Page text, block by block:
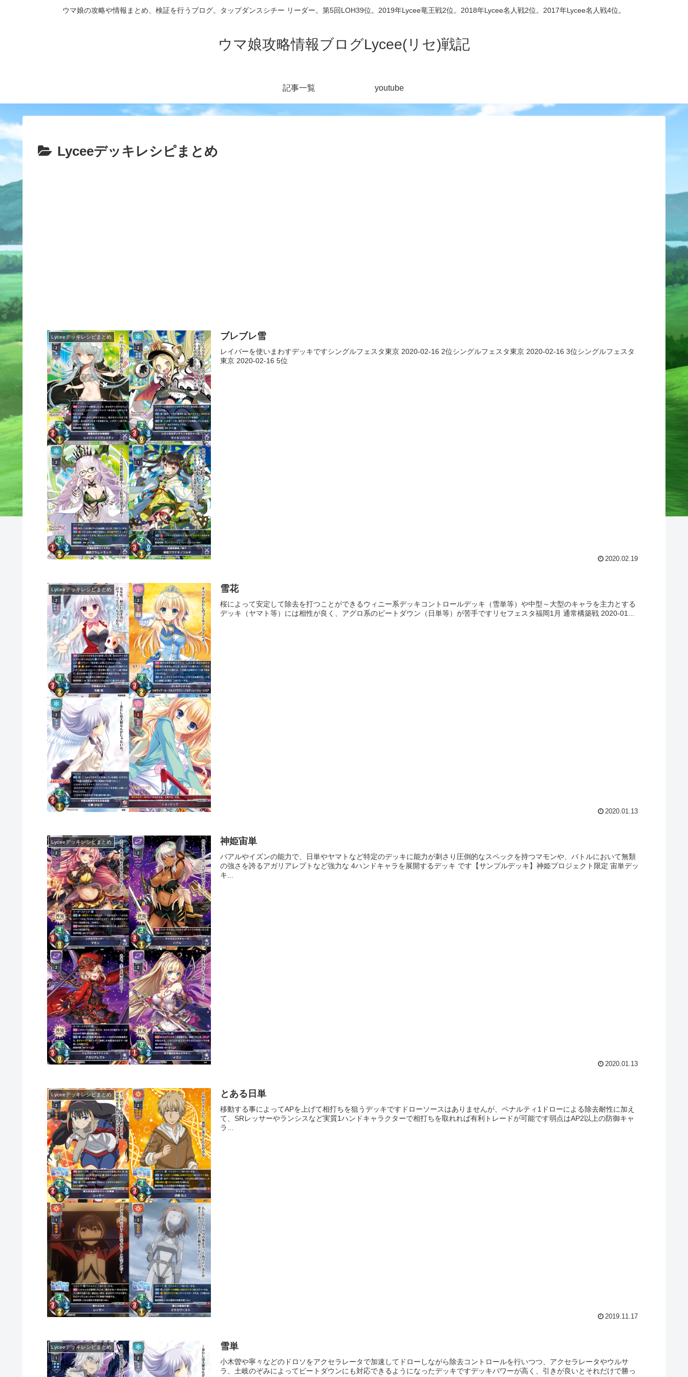
ウマ娘の攻略や情報まとめ、検証を行うブログ。タップダンスシチー リーダー。第5回LOH39位。2019年Lycee竜王戦2位。2018年Lycee名人戦2位。2017年Lycee名人戦4位。
ウマ娘攻略情報ブログLycee(リセ)戦記
記事一覧 youtube
Lyceeデッキレシピまとめ
Lyceeデッキレシピまとめ ブレブレ雪
レイバーを使いまわすデッキですシングルフェスタ東京 2020-02-16 2位シングルフェスタ東京 2020-02-16 3位シングルフェスタ
東京 2020-02-16 5位
2020.02.19
Lyceeデッキレシピまとめ 雪花
桜によって安定して除去を打つことができるウィニー系デッキコントロールデッキ（雪単等）や中型～大型のキャラを主力とする
デッキ（ヤマト等）には相性が良く、アグロ系のビートダウン（日単等）が苦手ですリセフェスタ福岡1月 通常構築戦 2020-01...
2020.01.13
Lyceeデッキレシピまとめ 神姫宙単
バアルやイズンの能力で、日単やヤマトなど特定のデッキに能力が刺さり圧倒的なスペックを持つマモンや、バトルにおいて無類
の強さを誇るアガリアレプトなど強力な 4ハンドキャラを展開するデッキ です【サンプルデッキ】神姫プロジェクト限定 宙単デッ
キ...
2020.01.13
Lyceeデッキレシピまとめ とある日単
移動する事によってAPを上げて相打ちを狙うデッキですドローソースはありませんが、ペナルティ1ドローによる除去耐性に加え
て、SRレッサーやランシスなど実質1ハンドキャラクターで相打ちを取れれば有利トレードが可能です弱点はAP2以上の防御キャ
ラ...
2019.11.17
Lyceeデッキレシピまとめ 雪単
小木曽や寧々などのドロソをアクセラレータで加速してドローしながら除去コントロールを行いつつ、アクセラレータやウルサ
ラ、土岐のぞみによってビートダウンにも対応できるようになったデッキですデッキパワーが高く、引きが良いとそれだけで勝っ